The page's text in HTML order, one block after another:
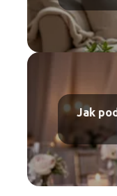
Jak